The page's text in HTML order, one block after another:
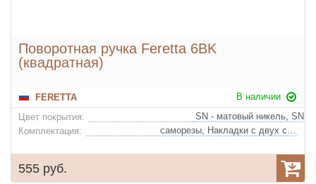
Поворотная ручка Feretta 6BK
(квадратная)
FERETTA
В наличии
Цвет покрытия:
Комплектация:
саморезы, Накладки с двух сторон
555 руб.